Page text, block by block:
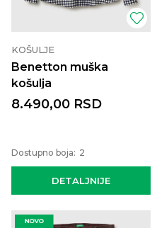
KOŠULJE
Benetton muška
košulja
DETALJNIJE
8.490,00 RSD
Dostupno boja: 2